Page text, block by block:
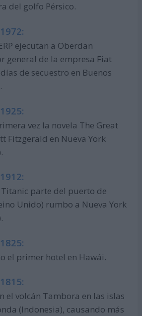
del golfo Pérsico.
ejecutan a Oberdan
general de la empresa Fiat
de secuestro en Buenos
vez la novela The Great
Fitzgerald en Nueva York
parte del puerto de
Unido) rumbo a Nueva York
el primer hotel en Hawái.
el volcán Tambora en las islas
(Indonesia), causando más